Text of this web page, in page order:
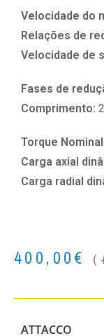
Velocidade do
Relações de
Velocidade de
Fases de
Comprimento:
Torque
Carga axial
Carga radial
400,00€
ATTACCO